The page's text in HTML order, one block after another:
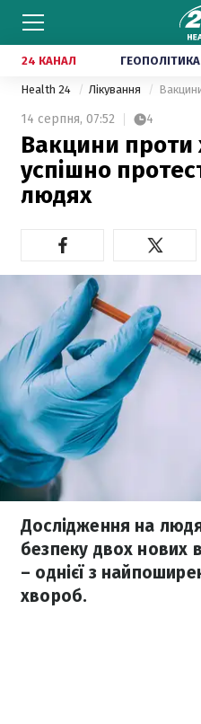
24 КАНАЛ ГЕОПОЛІТИКА
Health 24 Лікування
14 серпня, 07:52 4
Вакцини проти
успішно
людях
Дослідження на
безпеку двох нових
– однієї з
хвороб.